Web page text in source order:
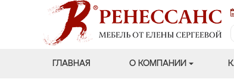
ГЛАВНАЯ О КОМПАНИИ